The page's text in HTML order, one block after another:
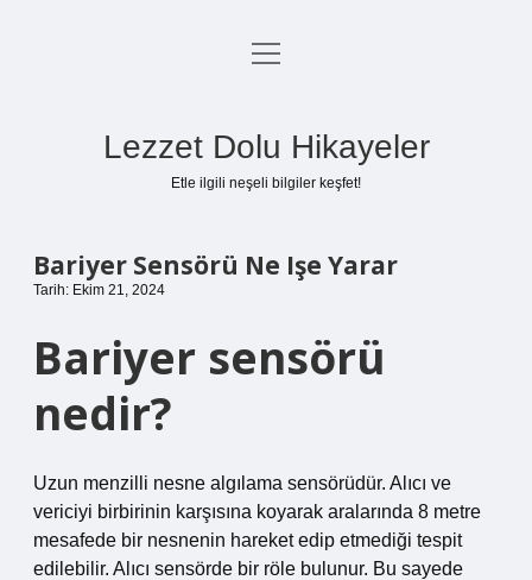
Anasayfa
menüyü
Lezzet Dolu Hikayeler
Etle ilgili neşeli bilgiler keşfet!
Bariyer Sensörü Ne Işe Yarar
Tarih: Ekim 21, 2024
Bariyer sensörü
nedir?
Uzun menzilli nesne algılama sensörüdür. Alıcı ve
vericiyi birbirinin karşısına koyarak aralarında 8 metre
mesafede bir nesnenin hareket edip etmediği tespit
edilebilir. Alıcı sensörde bir röle bulunur. Bu sayede